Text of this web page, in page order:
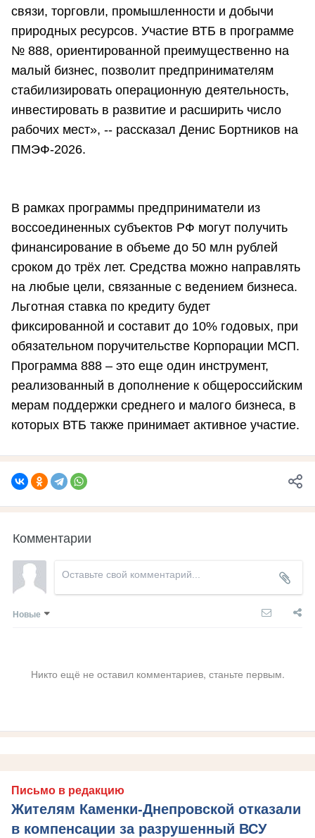
связи, торговли, промышленности и добычи
природных ресурсов. Участие ВТБ в программе
№ 888, ориентированной преимущественно на
малый бизнес, позволит предпринимателям
стабилизировать операционную деятельность,
инвестировать в развитие и расширить число
рабочих мест», -- рассказал Денис Бортников на
ПМЭФ-2026.
В рамках программы предприниматели из
воссоединенных субъектов РФ могут получить
финансирование в объеме до 50 млн рублей
сроком до трёх лет. Средства можно направлять
на любые цели, связанные с ведением бизнеса.
Льготная ставка по кредиту будет
фиксированной и составит до 10% годовых, при
обязательном поручительстве Корпорации МСП.
Программа 888 – это еще один инструмент,
реализованный в дополнение к общероссийским
мерам поддержки среднего и малого бизнеса, в
которых ВТБ также принимает активное участие.
Комментарии
Новые
Никто ещё не оставил комментариев, станьте первым.
Письмо в редакцию
Жителям Каменки-Днепровской отказали
в компенсации за разрушенный ВСУ